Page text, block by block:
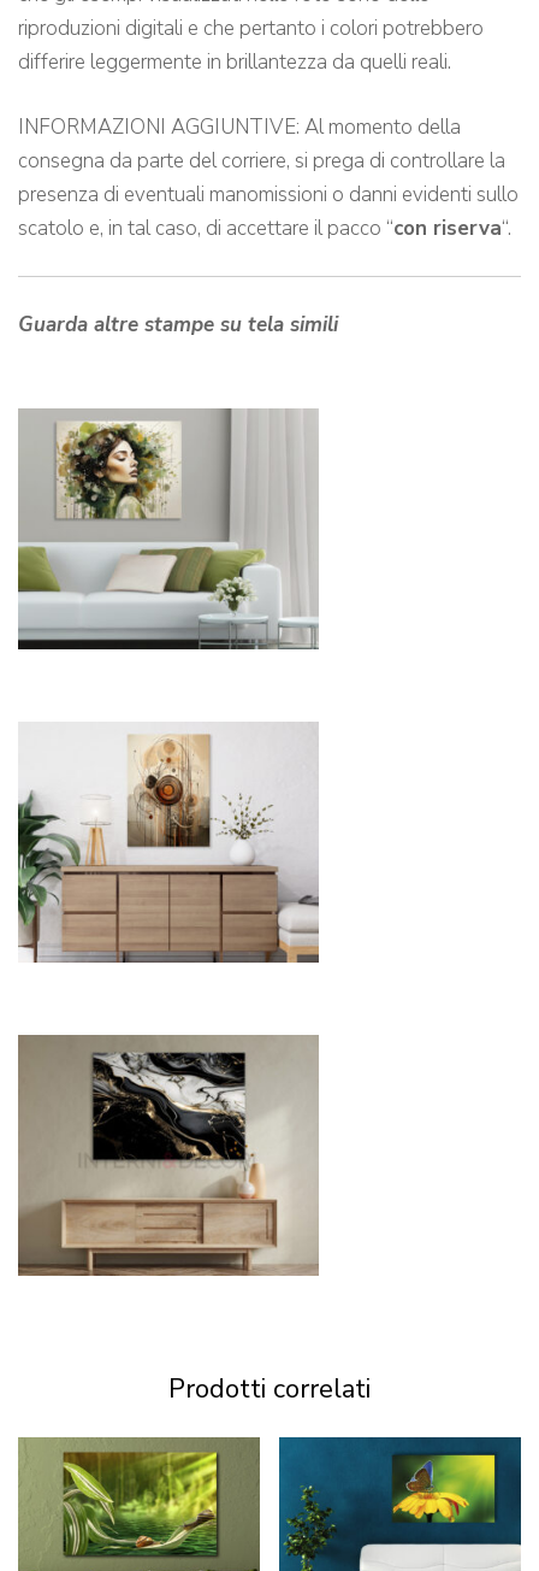
riproduzioni digitali e che pertanto i colori potrebbero
differire leggermente in brillantezza da quelli reali.
INFORMAZIONI AGGIUNTIVE: Al momento della
consegna da parte del corriere, si prega di controllare la
presenza di eventuali manomissioni o danni evidenti sullo
scatolo e, in tal caso, di accettare il pacco “con riserva“.
Guarda altre stampe su tela simili
Prodotti correlati